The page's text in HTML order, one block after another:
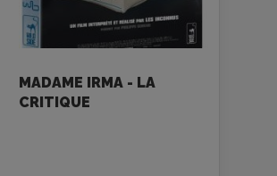
MADAME IRMA - LA
CRITIQUE